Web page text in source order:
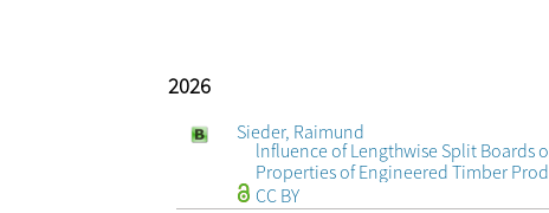
2026
Sieder, Raimund
lnfluence of Lengthwise Split Boards
Properties of Engineered Timber
CC BY